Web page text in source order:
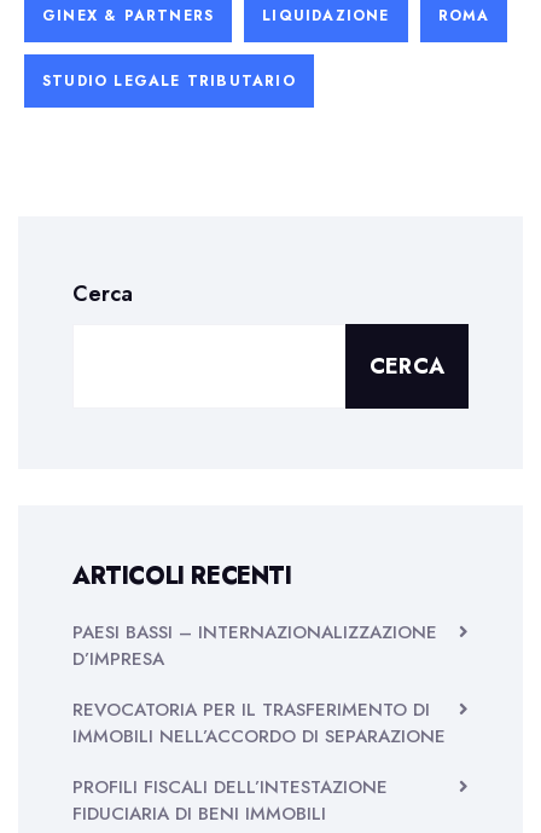
GINEX & PARTNERS LIQUIDAZIONE ROMA
STUDIO LEGALE TRIBUTARIO
Cerca
CERCA
ARTICOLI RECENTI
PAESI BASSI – INTERNAZIONALIZZAZIONE
D’IMPRESA
REVOCATORIA PER IL TRASFERIMENTO DI
IMMOBILI NELL’ACCORDO DI SEPARAZIONE
PROFILI FISCALI DELL’INTESTAZIONE
FIDUCIARIA DI BENI IMMOBILI